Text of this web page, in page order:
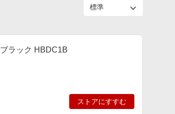
ラック HBDC1B
ストアにすすむ